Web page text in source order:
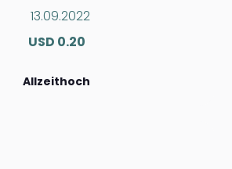
13.09.2022
USD 0.20
Allzeithoch